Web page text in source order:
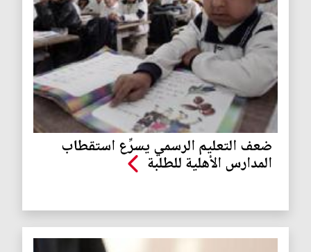
ضعف التعليم الرسمي يسرِّع استقطاب
المدارس الأهلية للطلبة